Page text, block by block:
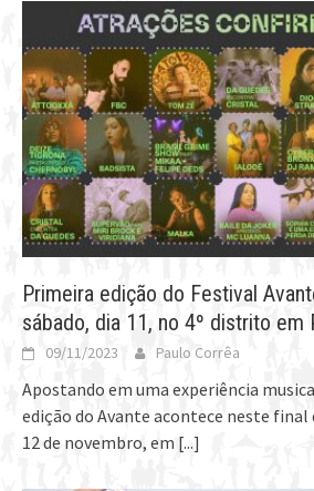
Primeira edição do Festival
sábado, dia 11, no 4º distrito em
09/11/2023 Paulo Corrêa
Apostando em uma experiência
edição do Avante acontece neste final
12 de novembro, em [...]